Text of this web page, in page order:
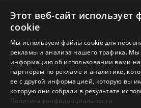
странах. Другие торговые марки и
являются собственностью
Этот продукт использует
сертифицированные Forest
этот продукт, вы помогаете
Узнайте больше:
1. Спецификации могут отличаться от
в зависимости от региона
Точную спецификацию уточните у
Этот веб-сайт использует
cookie
Мы используем файлы cookie для
рекламы и анализа нашего трафика. Мы
информацию об использовании вами
партнерам по рекламе и аналитике,
ее с другой информацией, которую вы
которую они собрали в результате
Политика конфиденциальности